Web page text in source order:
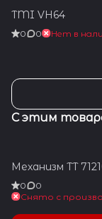
TMI VH64
0 0 Нет в
С этим
Механизм TT
0
0
Снято с